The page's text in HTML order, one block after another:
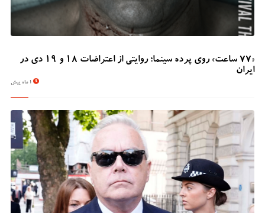
«۷۷ ساعت» روی پرده سینما؛ روایتی از اعتراضات ۱۸ و ۱۹ دی در
ایران